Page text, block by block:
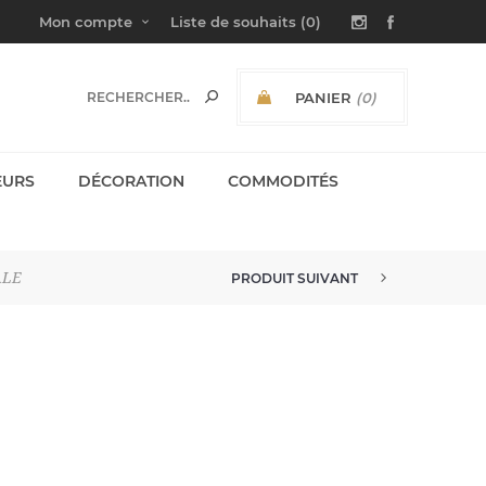
Mon compte Liste de souhaits (0)
PANIER (0)
DÉCORATION COMMODITÉS
PRODUIT SUIVANT